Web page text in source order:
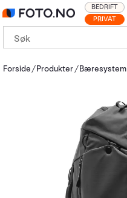
PRIVAT
BEDRIFT
Forside Produkter Bæresystem